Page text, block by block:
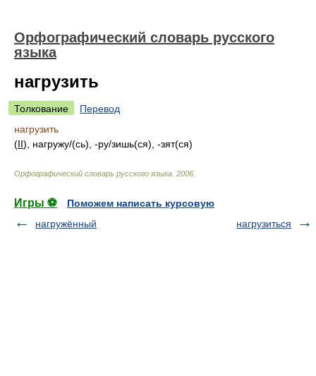
Орфографический словарь русского
языка
нагрузить
Толкование
Перевод
нагрузить
(II), нагружу/(сь), -ру/зишь(ся), -зят(ся)
Орфографический словарь русского языка 2006
Игры ⚽
Поможем написать курсовую
нагружённый
нагрузиться